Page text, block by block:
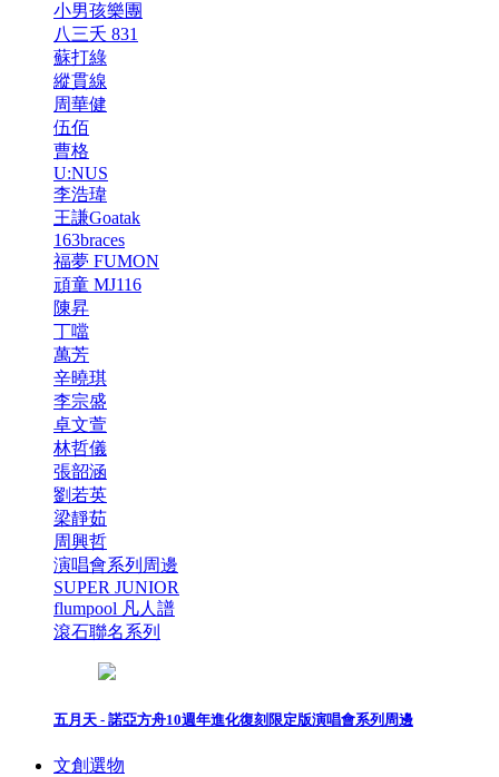
小男孩樂團
八三夭 831
蘇打綠
縱貫線
周華健
伍佰
曹格
U:NUS
李浩瑋
王謙Goatak
163braces
福夢 FUMON
頑童 MJ116
陳昇
丁噹
萬芳
辛曉琪
李宗盛
卓文萱
林哲儀
張韶涵
劉若英
梁靜茹
周興哲
演唱會系列周邊
SUPER JUNIOR
flumpool 凡人譜
滾石聯名系列
五月天 - 諾亞方舟10週年進化復刻限定版演唱會系列周邊
文創選物